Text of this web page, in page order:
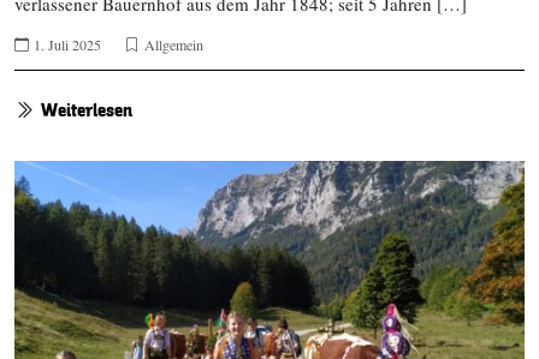
1. Juli 2025 Allgemein
Weiterlesen